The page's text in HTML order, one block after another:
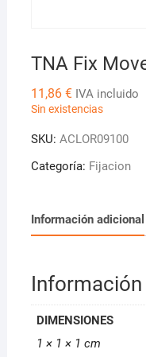
TNA Fix
11,86 € IVA incluido
Sin existencias
SKU: ACLOR09100
Categoría: Fijacion
Información adicional
Información
DIMENSIONES
1 × 1 × 1 cm